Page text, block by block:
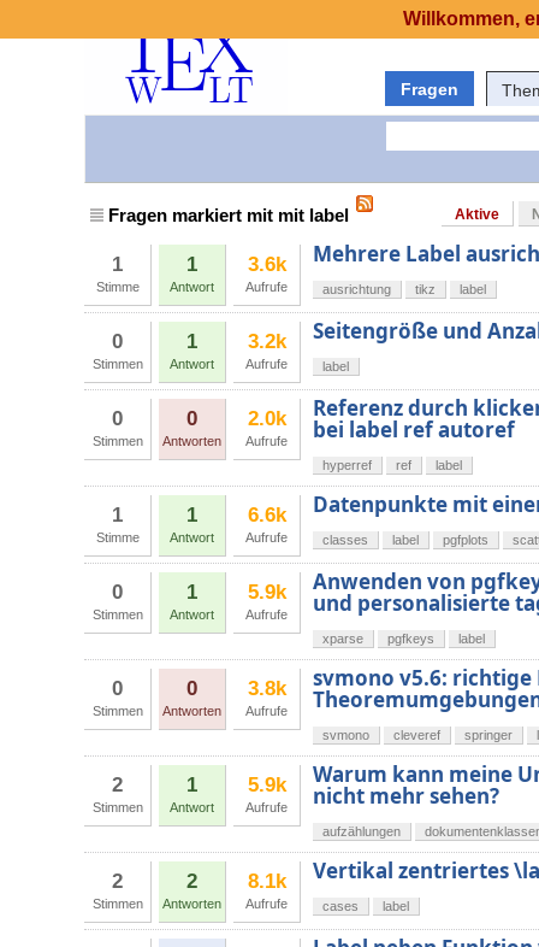
Fragen
Fragen markiert mit mit label Aktive
1
Stimme
1
Antwort
3.6k
Aufrufe
Mehrere Label
ausrichtung tikz label
0
Stimmen
1
Antwort
3.2k
Aufrufe
Seitengröße und
label
0
Stimmen
0
Antworten
2.0k
Aufrufe
Referenz durch
bei label ref autoref
hyperref ref label
1
Stimme
1
Antwort
6.6k
Aufrufe
Datenpunkte mit
classes label pgfplots
0
Stimmen
1
Antwort
5.9k
Aufrufe
Anwenden von
und personalisierte
xparse pgfkeys label
0
Stimmen
0
Antworten
3.8k
Aufrufe
svmono v5.6:
svmono cleveref springer
2
Stimmen
1
Antwort
5.9k
Aufrufe
Warum kann meine
nicht mehr sehen?
aufzählungen
2
Stimmen
2
Antworten
8.1k
Aufrufe
Vertikal zentriertes
cases label
Willkommen,